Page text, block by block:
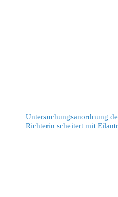
Untersuchungsanordnung
Richterin scheitert mit